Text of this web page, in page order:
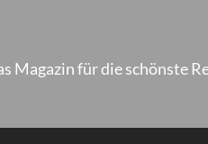
Magazin für die schönste